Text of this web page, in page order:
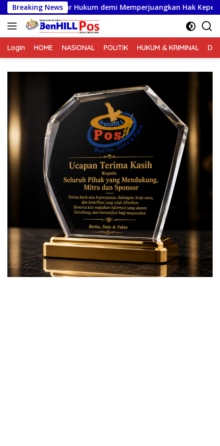
Langsung
ke
konten
Breaking News
demi Memperjuangkan Hak Kepemilikan Polda
Login HOME NASIONAL POLITIK HUKUM & KRIMINAL